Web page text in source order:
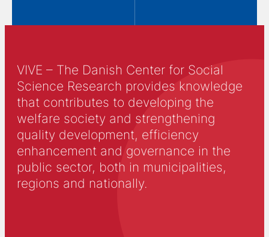
VIVE – The Danish Center for Social
Science Research provides knowledge
that contributes to developing the
welfare society and strengthening
quality development, efficiency
enhancement and governance in the
public sector, both in municipalities,
regions and nationally.